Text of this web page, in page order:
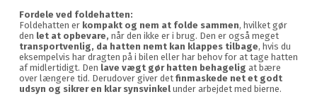
Fordele ved foldehatten:
Foldehatten er kompakt og nem at folde sammen, hvilket gør
den let at opbevare, når den ikke er i brug. Den er også meget
transportvenlig, da hatten nemt kan klappes tilbage, hvis du
eksempelvis har dragten på i bilen eller har behov for at tage hatten
af midlertidigt. Den lave vægt gør hatten behagelig at bære
over længere tid. Derudover giver det finmaskede net et godt
udsyn og sikrer en klar synsvinkel under arbejdet med bierne.